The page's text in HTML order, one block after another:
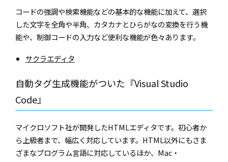
コードの強調や検索機能などの基本的な機能に加えて、選択
した文字を全角や半角、カタカナとひらがなの変換を行う機
能や、制御コードの入力など便利な機能が色々あります。
サクラエディタ
自動タグ生成機能がついた『Visual Studio
Code』
マイクロソフト社が開発したHTMLエディタです。初心者か
ら上級者まで、幅広く対応しています。HTML以外にもさま
ざまなプログラム言語に対応しているほか、Mac・